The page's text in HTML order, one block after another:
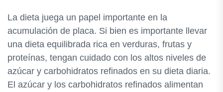
La dieta juega un papel importante en la
acumulación de placa. Si bien es importante llevar
una dieta equilibrada rica en verduras, frutas y
proteínas, tengan cuidado con los altos niveles de
azúcar y carbohidratos refinados en su dieta diaria.
El azúcar y los carbohidratos refinados alimentan